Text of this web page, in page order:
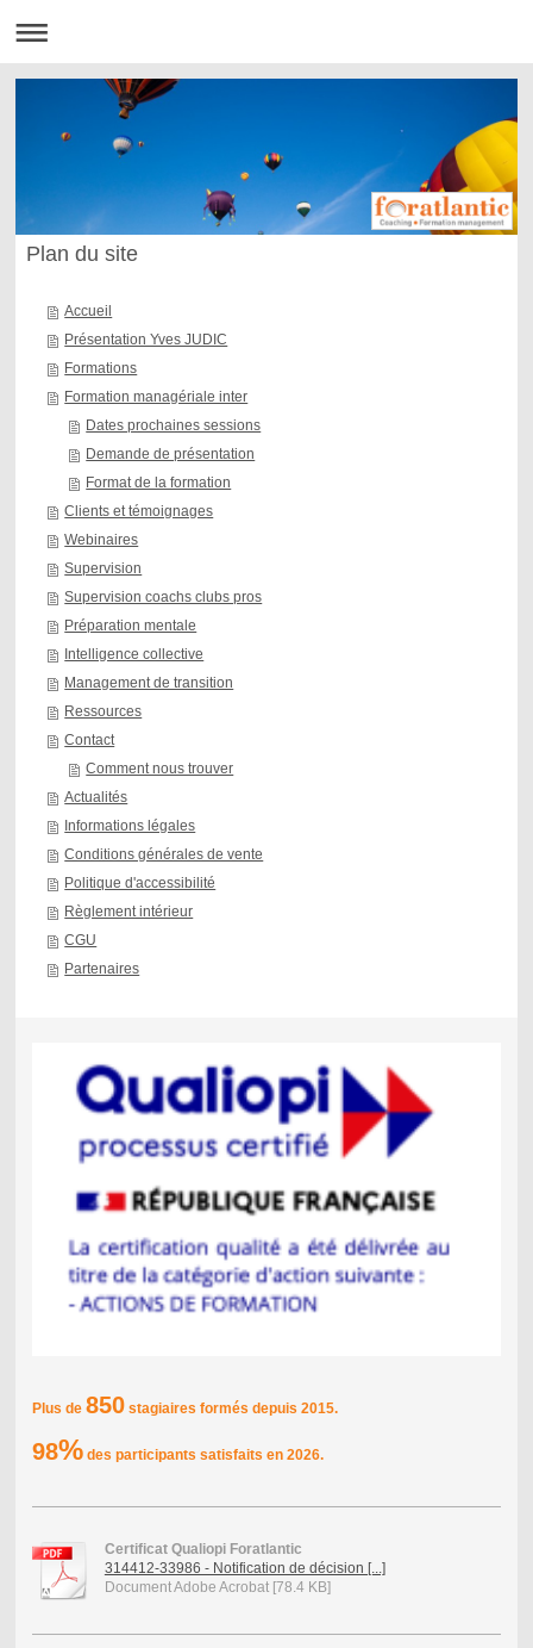
Plan du site
Accueil
Présentation Yves JUDIC
Formations
Formation managériale inter
Dates prochaines sessions
Demande de présentation
Format de la formation
Clients et témoignages
Webinaires
Supervision
Supervision coachs clubs pros
Préparation mentale
Intelligence collective
Management de transition
Ressources
Contact
Comment nous trouver
Actualités
Informations légales
Conditions générales de vente
Politique d'accessibilité
Règlement intérieur
CGU
Partenaires
Plus de 850stagiaires formés depuis 2015.
98%des participants satisfaits en 2026.
Certificat Qualiopi Foratlantic
314412-33986 - Notification de décision [...]
Document Adobe Acrobat [78.4 KB]